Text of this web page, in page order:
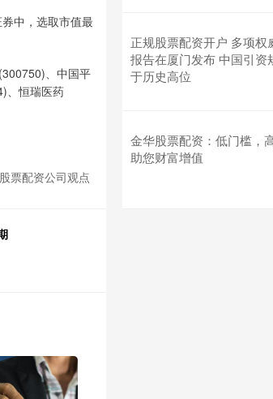
中，选取市值最
、中国平
、恒瑞医药
票配资公司观点
正规股票配资开户 多项权
报告在厦门发布 中国引资
于历史高位
金华股票配资：低门槛，
助您财富增值